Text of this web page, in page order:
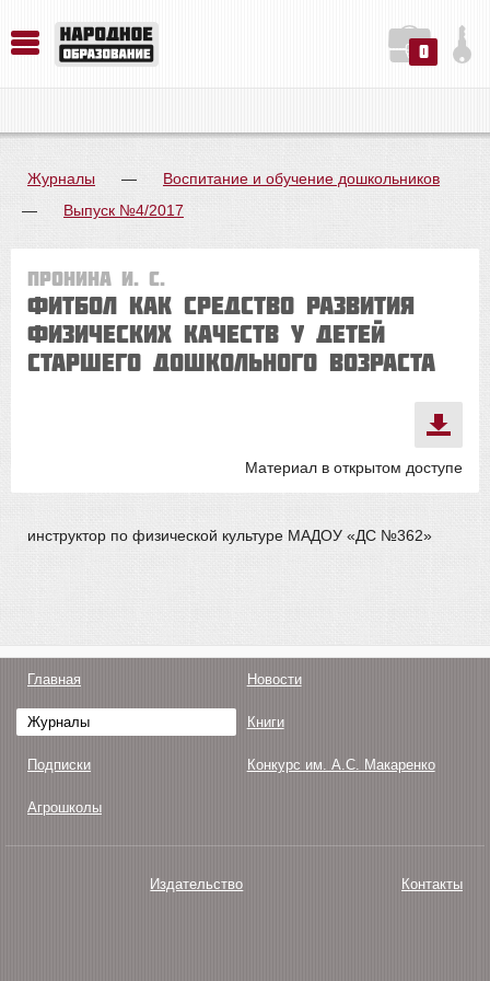
0
Журналы —
Воспитание и обучение дошкольников
—
Выпуск №4/2017
Пронина И. С.
Фитбол как средство развития
физических качеств у детей
старшего дошкольного возраста
Материал в открытом доступе
инструктор по физической культуре МАДОУ «ДС №362»
Главная Новости
Журналы Книги
Подписки Конкурс им. А.С. Макаренко
Агрошколы
Издательство Контакты